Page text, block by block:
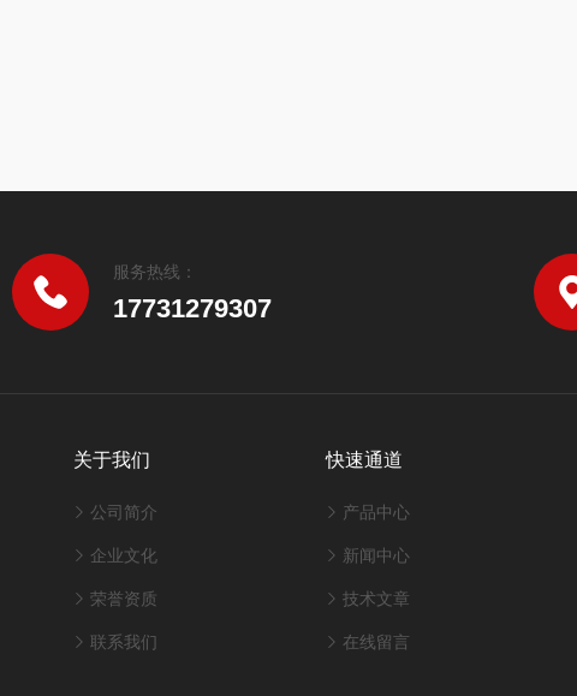
服务热线：
17731279307
关于我们
公司简介
企业文化
荣誉资质
联系我们
快速通道
产品中心
新闻中心
技术文章
在线留言